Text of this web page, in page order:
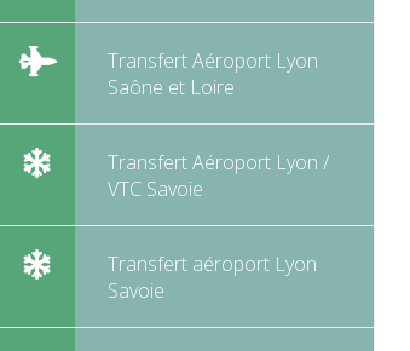
Transfert Aéroport Lyon
Saône et Loire
Transfert Aéroport Lyon /
VTC Savoie
Transfert aéroport Lyon
Savoie